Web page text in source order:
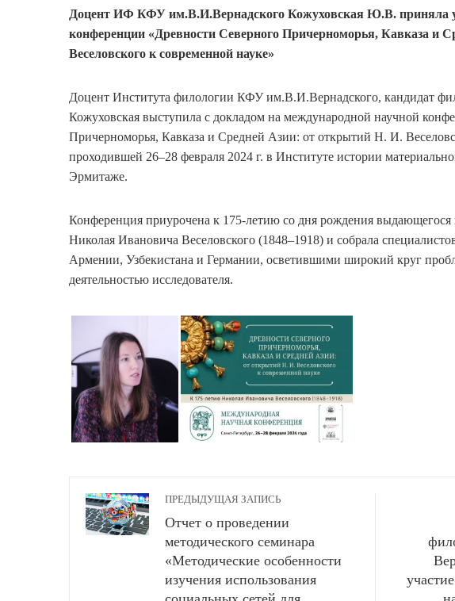
Доцент ИФ КФУ им.В.И.Вернадского Кожуховская Ю.В. приняла
конференции «Древности Северного Причерноморья, Кавказа и
Веселовского к современной науке»
Доцент Института филологии КФУ им.В.И.Вернадского, кандидат
Кожуховская выступила с докладом на международной научной
Причерноморья, Кавказа и Средней Азии: от открытий Н. И.
проходившей 26–28 февраля 2024 г. в Институте истории
Эрмитаже.
Конференция приурочена к 175-летию со дня рождения выдающегося
Николая Ивановича Веселовского (1848–1918) и собрала
Армении, Узбекистана и Германии, осветившими широкий круг
деятельностью исследователя.
ПРЕДЫДУЩАЯ ЗАПИСЬ
Отчет о проведении
методического семинара
«Методические особенности
изучения использования